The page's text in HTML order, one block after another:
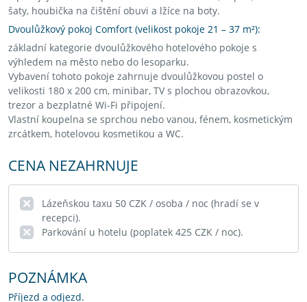
šaty, houbička na čištění obuvi a lžíce na boty.
Dvoulůžkový pokoj Comfort (velikost pokoje 21 – 37 m²):
základní kategorie dvoulůžkového hotelového pokoje s
výhledem na město nebo do lesoparku.
Vybavení tohoto pokoje zahrnuje dvoulůžkovou postel o
velikosti 180 x 200 cm, minibar, TV s plochou obrazovkou,
trezor a bezplatné Wi-Fi připojení.
Vlastní koupelna se sprchou nebo vanou, fénem, kosmetickým
zrcátkem, hotelovou kosmetikou a WC.
CENA NEZAHRNUJE
Lázeňskou taxu 50 CZK / osoba / noc (hradí se v
recepci).
Parkování u hotelu (poplatek 425 CZK / noc).
POZNÁMKA
Příjezd a odjezd.